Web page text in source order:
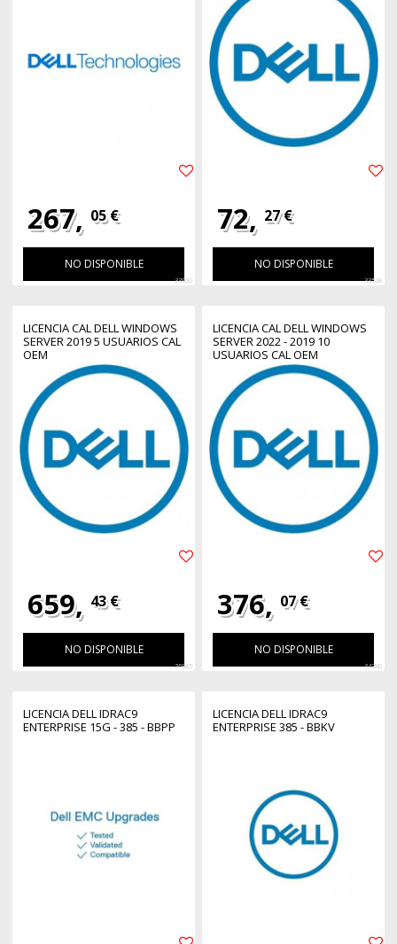
267, 05 €
NO DISPONIBLE
33980
72, 27 €
NO DISPONIBLE
33528
LICENCIA CAL DELL WINDOWS
SERVER 2019 5 USUARIOS CAL
OEM
659, 43 €
NO DISPONIBLE
26885
LICENCIA CAL DELL WINDOWS
SERVER 2022 - 2019 10
USUARIOS CAL OEM
376, 07 €
NO DISPONIBLE
34280
LICENCIA DELL IDRAC9
ENTERPRISE 15G - 385 - BBPP
LICENCIA DELL IDRAC9
ENTERPRISE 385 - BBKV